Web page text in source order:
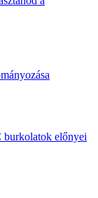
burkolatok előnyei